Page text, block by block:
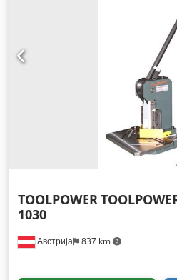
Австрија 837 km
TOOLPOWER
1030